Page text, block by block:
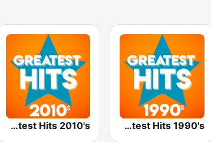
Greatest Hits 1990's
Greatest Hits 2010's